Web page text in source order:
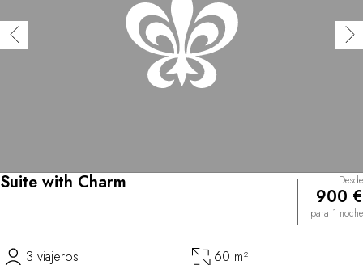
Suite with Charm Desde
900 €
para 1 noche
3 viajeros 60 m²